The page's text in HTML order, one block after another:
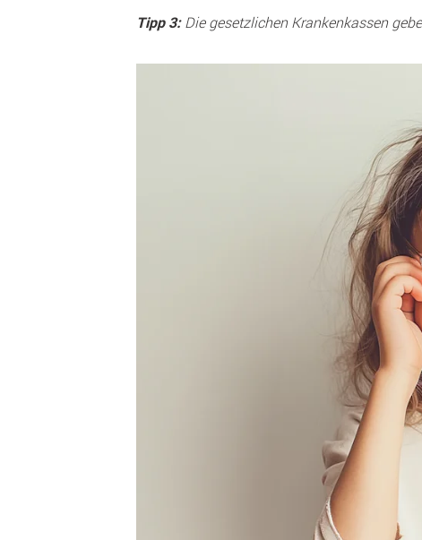
Tipp 3: Die gesetzlichen Krankenkassen